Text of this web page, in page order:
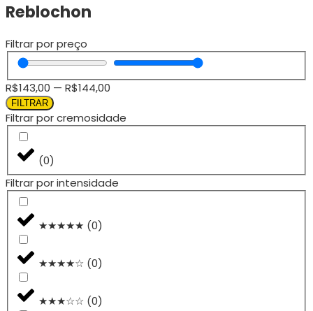
Reblochon
Filtrar por preço
R$143,00 — R$144,00
FILTRAR
Filtrar por cremosidade
(0)
Filtrar por intensidade
★★★★★ (0)
★★★★☆ (0)
★★★☆☆ (0)